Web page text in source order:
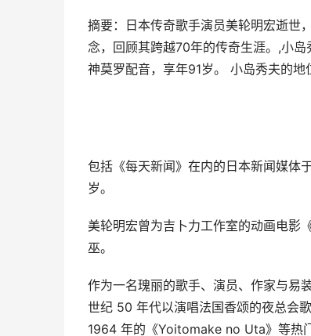
摘要：日本传奇歌手演员美轮明宏逝世
念，回顾其跨越70年的传奇生涯。,小
神莫罗配音，享年91岁。 小岛秀夫的地
包括《每天新闻》在内的日本新闻媒体
岁。
美轮明宏曾为吉卜力工作室的动画电影
巫。
作为一名瑰丽的歌手、演员、作家与易
世纪 50 年代以演唱法国香颂的夜总会
1964 年的《Yoitomake no Uta》等热